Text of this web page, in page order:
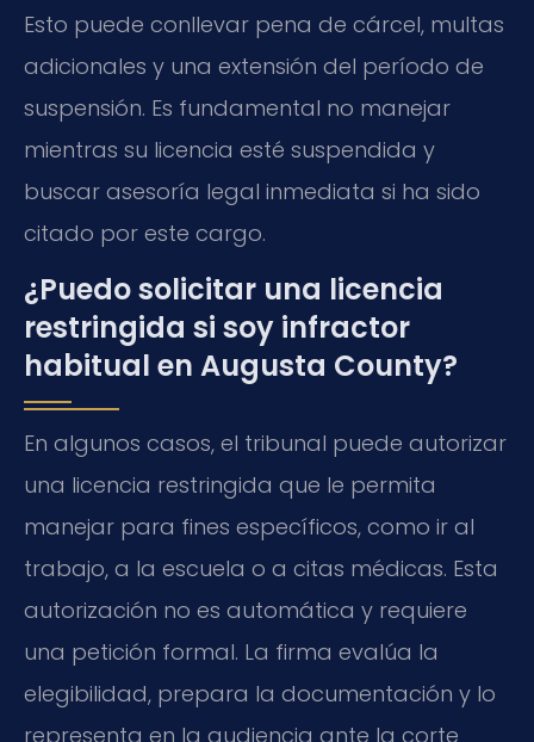
Esto puede conllevar pena de cárcel, multas
adicionales y una extensión del período de
suspensión. Es fundamental no manejar
mientras su licencia esté suspendida y
buscar asesoría legal inmediata si ha sido
citado por este cargo.
¿Puedo solicitar una licencia
restringida si soy infractor
habitual en Augusta County?
En algunos casos, el tribunal puede autorizar
una licencia restringida que le permita
manejar para fines específicos, como ir al
trabajo, a la escuela o a citas médicas. Esta
autorización no es automática y requiere
una petición formal. La firma evalúa la
elegibilidad, prepara la documentación y lo
representa en la audiencia ante la corte